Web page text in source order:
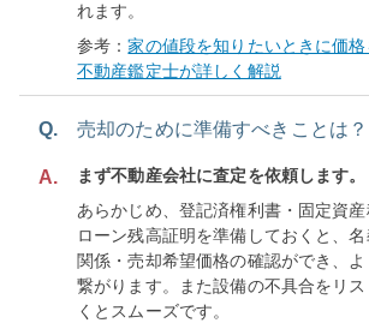
れます。
参考：家の値段を知りたいときに価
不動産鑑定士が詳しく解説
Q. 売却のために準備すべきことは？
A.
まず不動産会社に査定を依頼します。
あらかじめ、登記済権利書・固定資産
ローン残高証明を準備しておくと、名
関係・売却希望価格の確認ができ、
繋がります。また設備の不具合をリ
くとスムーズです。